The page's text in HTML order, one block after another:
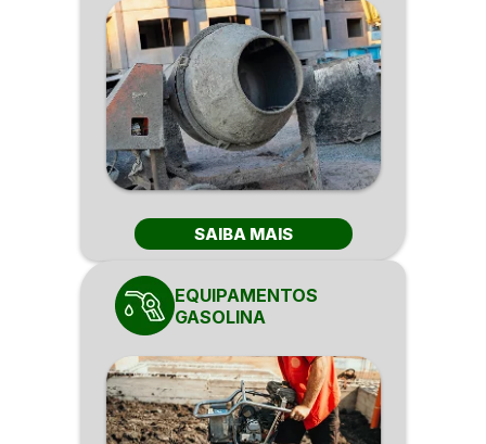
SAIBA MAIS
EQUIPAMENTOS
GASOLINA